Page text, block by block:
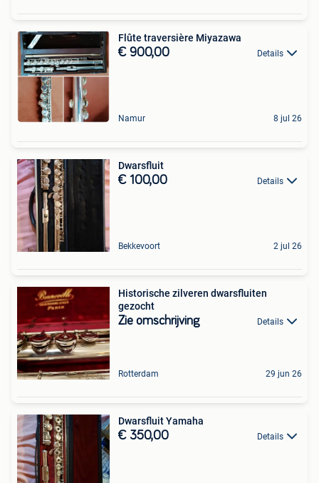
Flûte traversière Miyazawa
€ 900,00 Details
Namur 8 jul 26
Dwarsfluit
€ 100,00 Details
Bekkevoort 2 jul 26
Historische zilveren dwarsfluiten
gezocht
Zie omschrijving Details
Rotterdam 29 jun 26
Dwarsfluit Yamaha
€ 350,00 Details